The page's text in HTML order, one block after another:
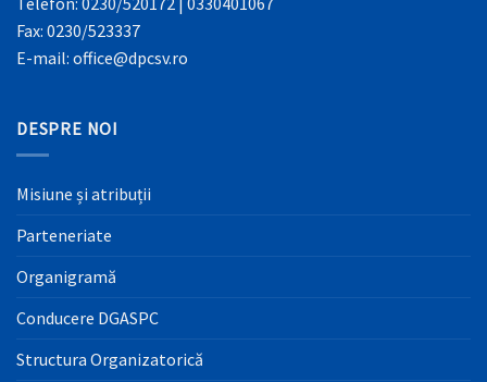
Fax: 0230/523337
E-mail: office@dpcsv.ro
DESPRE NOI
Misiune și atribuții
Parteneriate
Organigramă
Conducere DGASPC
Structura Organizatorică